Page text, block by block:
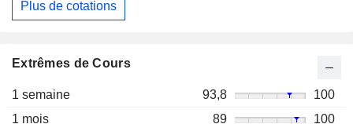
Plus de cotations
Extrêmes de Cours
1 semaine 93,8
100
1 mois
89
100